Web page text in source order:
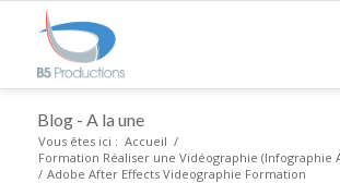
Blog - A la une
Vous êtes ici : Accueil /
Formation Réaliser une Vidéographie (Infographie
/ Adobe After Effects Videographie Formation